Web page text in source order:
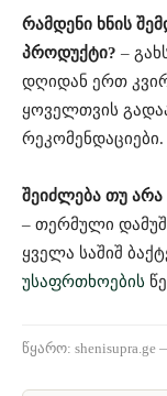
რამდენი ხნის
პროდუქტი? –
დღიდან ერთ
ყოველთვის
რეკომენდაციები.
შეიძლება თუ
– თერმული
ყველა საშიშ
უსაფრთხოების
წყარო: